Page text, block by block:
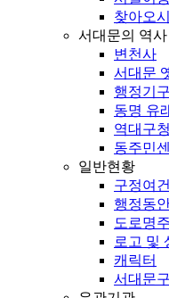
찾아오
서대문의 역사
변천사
서대문
행정기
동명 유
역대구
동주민
일반현황
구정여건
행정동
도로명
로고 및
캐릭터
서대문